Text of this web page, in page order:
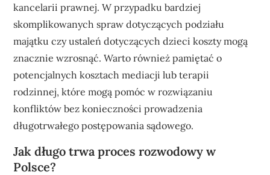
kancelarii prawnej. W przypadku bardziej
skomplikowanych spraw dotyczących podziału
majątku czy ustaleń dotyczących dzieci koszty mogą
znacznie wzrosnąć. Warto również pamiętać o
potencjalnych kosztach mediacji lub terapii
rodzinnej, które mogą pomóc w rozwiązaniu
konfliktów bez konieczności prowadzenia
długotrwałego postępowania sądowego.
Jak długo trwa proces rozwodowy w
Polsce?